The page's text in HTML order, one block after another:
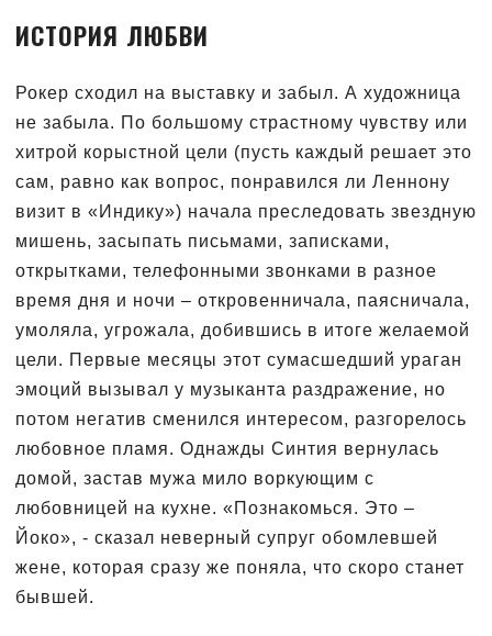
ИСТОРИЯ ЛЮБВИ
Рокер сходил на выставку и забыл. А художница
не забыла. По большому страстному чувству или
хитрой корыстной цели (пусть каждый решает это
сам, равно как вопрос, понравился ли Леннону
визит в «Индику») начала преследовать звездную
мишень, засыпать письмами, записками,
открытками, телефонными звонками в разное
время дня и ночи – откровенничала, паясничала,
умоляла, угрожала, добившись в итоге желаемой
цели. Первые месяцы этот сумасшедший ураган
эмоций вызывал у музыканта раздражение, но
потом негатив сменился интересом, разгорелось
любовное пламя. Однажды Синтия вернулась
домой, застав мужа мило воркующим с
любовницей на кухне. «Познакомься. Это –
Йоко», - сказал неверный супруг обомлевшей
жене, которая сразу же поняла, что скоро станет
бывшей.